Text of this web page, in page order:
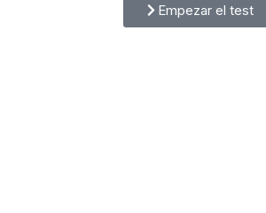
Empezar el test